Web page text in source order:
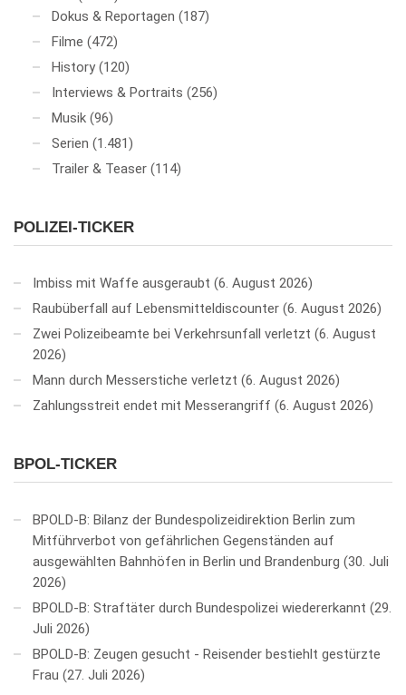
Dokus & Reportagen (187)
Filme (472)
History (120)
Interviews & Portraits (256)
Musik (96)
Serien (1.481)
Trailer & Teaser (114)
POLIZEI-TICKER
Imbiss mit Waffe ausgeraubt 6. August 2026
Raubüberfall auf Lebensmitteldiscounter 6. August 2026
Zwei Polizeibeamte bei Verkehrsunfall verletzt 6. August
2026
Mann durch Messerstiche verletzt 6. August 2026
Zahlungsstreit endet mit Messerangriff 6. August 2026
BPOL-TICKER
BPOLD-B: Bilanz der Bundespolizeidirektion Berlin zum
Mitführverbot von gefährlichen Gegenständen auf
ausgewählten Bahnhöfen in Berlin und Brandenburg 30. Juli
2026
BPOLD-B: Straftäter durch Bundespolizei wiedererkannt
29.
Juli 2026
BPOLD-B: Zeugen gesucht - Reisender bestiehlt gestürzte
Frau
27. Juli 2026